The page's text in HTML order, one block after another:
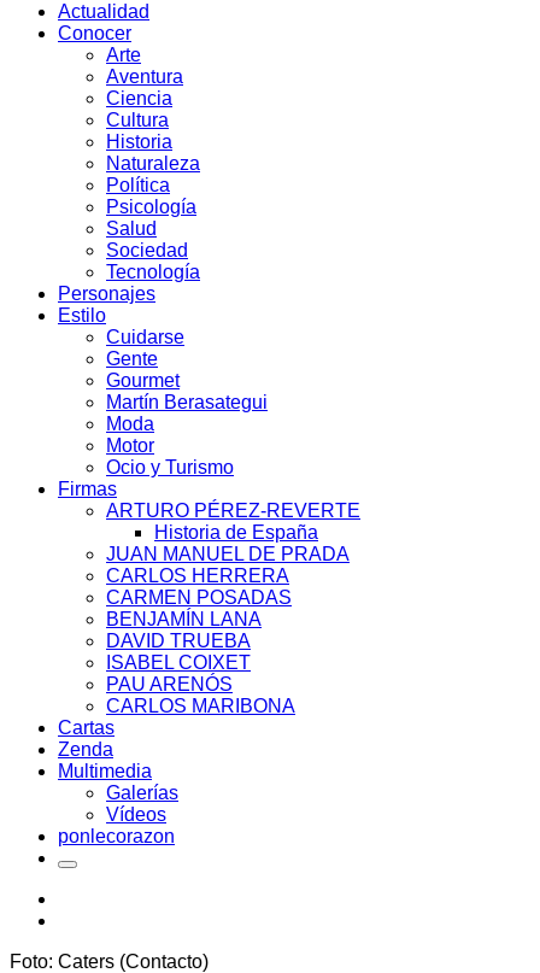
Actualidad
Conocer
Arte
Aventura
Ciencia
Cultura
Historia
Naturaleza
Política
Psicología
Salud
Sociedad
Tecnología
Personajes
Estilo
Cuidarse
Gente
Gourmet
Martín Berasategui
Moda
Motor
Ocio y Turismo
Firmas
ARTURO PÉREZ-REVERTE
Historia de España
JUAN MANUEL DE PRADA
CARLOS HERRERA
CARMEN POSADAS
BENJAMÍN LANA
DAVID TRUEBA
ISABEL COIXET
PAU ARENÓS
CARLOS MARIBONA
Cartas
Zenda
Multimedia
Galerías
Vídeos
ponlecorazon
Foto: Caters (Contacto)